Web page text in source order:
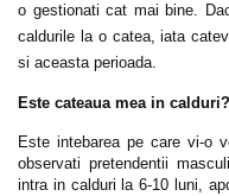
o gestionati cat mai bine.
caldurile la o catea, iata
si aceasta perioada.
Este cateaua mea in
Este intebarea pe care vi-o
observati pretendentii
intra in calduri la 6-10 luni,